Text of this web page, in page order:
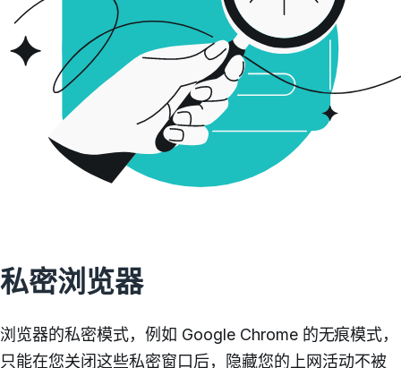
私密浏览器
浏览器的私密模式，例如 Google Chrome 的无痕模式，
只能在您关闭这些私密窗口后，
隐藏您的上网活动不被